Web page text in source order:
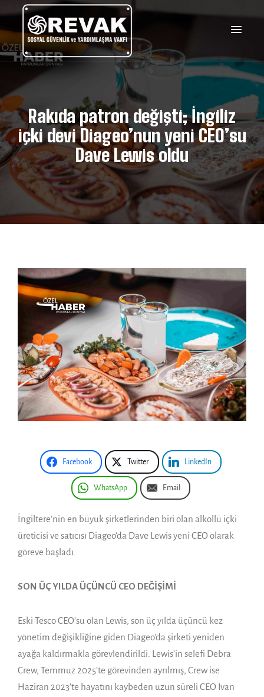
Rakıda patron değişti; İngiliz
içki devi Diageo’nun yeni CEO’su
Dave Lewis oldu
Facebook Twitter LinkedIn
WhatsApp Email
İngiltere’nin en büyük şirketlerinden biri olan alkollü içki
üreticisi ve satıcısı Diageo’da Dave Lewis yeni CEO olarak
göreve başladı.
SON ÜÇ YILDA ÜÇÜNCÜ CEO DEĞİŞİMİ
Eski Tesco CEO’su olan Lewis, son üç yılda üçüncü kez
yönetim değişikliğine giden Diageo’da şirketi yeniden
ayağa kaldırmakla görevlendirildi. Lewis’in selefi Debra
Crew, Temmuz 2025’te görevinden ayrılmış, Crew ise
Haziran 2023’te hayatını kaybeden uzun süreli CEO Ivan